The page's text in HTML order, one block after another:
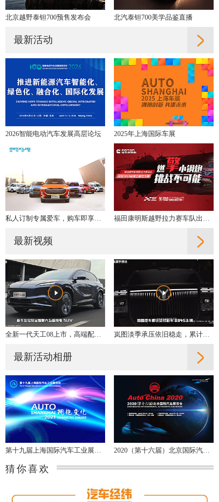
北京越野泰钽700预售发布会 北汽泰钽700美学品鉴直播
最新活动
2026智能电动汽车发展高层论坛 2025年上海国际车展
最新视频
岚图淡季承压依旧稳走，累计交付同比增31%
最新活动相册
猜你喜欢